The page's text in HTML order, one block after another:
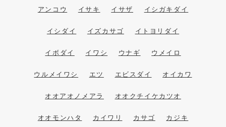
アンコウ イサキ イサザ イシガキダイ
イシダイ イズカサゴ イトヨリダイ
イボダイ イワシ ウナギ ウメイロ
ウルメイワシ エツ エビスダイ オイカワ
オオアオノメアラ オオクチイケカツオ
オオモンハタ カイワリ カサゴ カジキ